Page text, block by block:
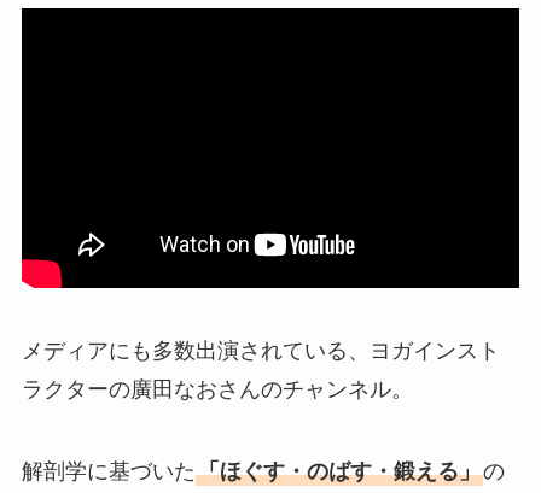
メディアにも多数出演されている、ヨガインスト
ラクターの廣田なおさんのチャンネル。
解剖学に基づいた「ほぐす・のばす・鍛える」の